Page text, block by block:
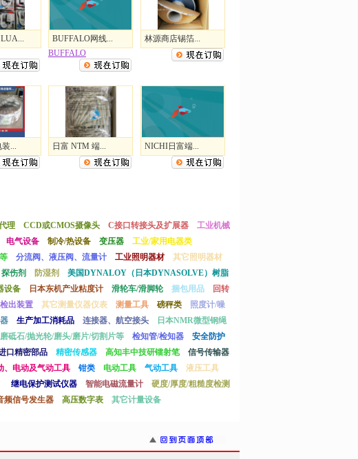
BUFFALO网线...
BUFFALO
林源商店锡箔...
... 日富 NTM 端... NICHI日富端...
理 CCD或CMOS摄像头 C接口转接头及扩展器
工业机械
电气设备 制冷/热设备 变压器
工业/家用电器类
分流阀、液压阀、流量计 工业照明器材
其它照明器材
探伤剂 防湿剂
美国DYNALOY（日本DYNASOLVE）树脂
设备 日本东机产业粘度计 滑轮车/滑脚轮 捆包用品
回转
出装置 其它测量仪器仪表 测量工具 磅秤类
照度计/噪
生产加工消耗品 连接器、航空接头
日本NMR微型钢绳
砥石/抛光轮/磨头/磨片/切割片等 检知管/检知器
安全防护
口精密部品 精密传感器 高知丰中技研镭射笔
信号传输器
、电动及气动工具 钳类 电动工具 气动工具
液压工具
继电保护测试仪器 智能电磁流量计
硬度/厚度/粗糙度检测
频信号发生器 高压数字表 其它计量设备